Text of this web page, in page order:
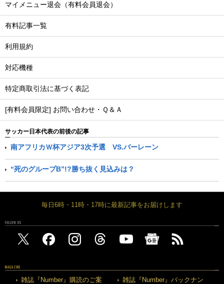
マイメニュー退会（有料会員退会）
有料記事一覧
利用規約
対応機種
特定商取引法に基づく表記
[有料会員限定] お問い合わせ・Ｑ＆Ａ
サッカー日本代表の前後の記事
南アフリカＷ杯アジア3次予選 VS.バーレーン
“死のグループB”!?勝ち抜く見込みは？
毎日6時・11時・17時に最新記事をお届けします
FOLLOW US
MAGAZINE
雑誌『Number』購読のご案
雑誌『Number』バックナン